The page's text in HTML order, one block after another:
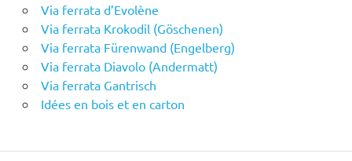
Via ferrata d’Evolène
Via ferrata Krokodil (Göschenen)
Via ferrata Fürenwand (Engelberg)
Via ferrata Diavolo (Andermatt)
Via ferrata Gantrisch
Idées en bois et en carton